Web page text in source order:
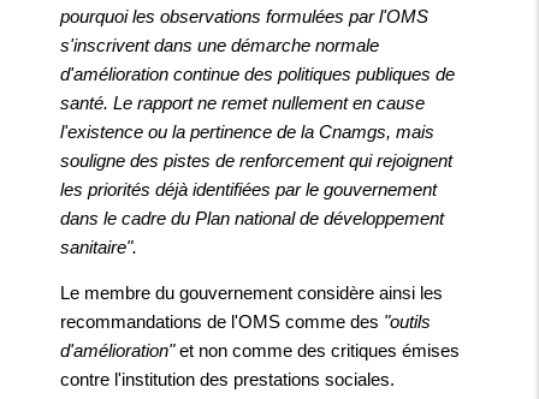
pourquoi les observations formulées par l'OMS
s'inscrivent dans une démarche normale
d'amélioration continue des politiques publiques de
santé. Le rapport ne remet nullement en cause
l'existence ou la pertinence de la Cnamgs, mais
souligne des pistes de renforcement qui rejoignent
les priorités déjà identifiées par le gouvernement
dans le cadre du Plan national de développement
sanitaire".
Le membre du gouvernement considère ainsi les
recommandations de l'OMS comme des "outils
d'amélioration"et non comme des critiques émises
contre l'institution des prestations sociales.